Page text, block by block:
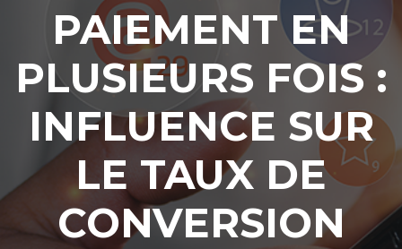
PAIEMENT EN
PLUSIEURS FOIS :
INFLUENCE SUR
LE TAUX DE
CONVERSION